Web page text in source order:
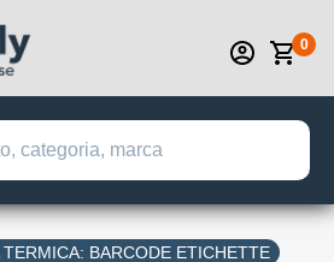
0
TERMICA: BARCODE ETICHETTE